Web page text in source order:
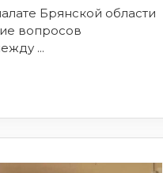
Брянской области
вопросов
...